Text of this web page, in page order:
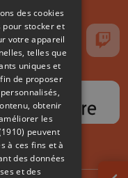
sur TikTok
Suivez-nous sur YouTube
Suivez-nous
des cookies
pour stocker et
votre appareil
telles que
uniques et
de proposer
obtenir
les
peuvent
à ces fins et à
des données
et des